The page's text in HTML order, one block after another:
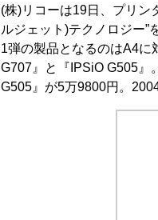
(株)リコーは19日、プリン
ルジェット)テクノロジー”
1弾の製品となるのはA4に
G707』と『IPSiO G505』
G505』が5万9800円。